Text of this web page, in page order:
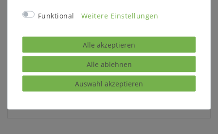
Wildeiche massiv bianco
B 171 x H 20 x T 20 cm
zerlegt zur Selbstmontage
Funktional Weitere Einstellungen
Alle akzeptieren
Alle ablehnen
Auswahl akzeptieren